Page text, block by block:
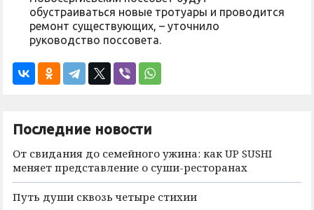
обустраиваться новые тротуары и проводится
ремонт существующих, – уточнило
руководство поссовета.
Последние новости
От свидания до семейного ужина: как UP SUSHI
меняет представление о суши-ресторанах
Путь души сквозь четыре стихии